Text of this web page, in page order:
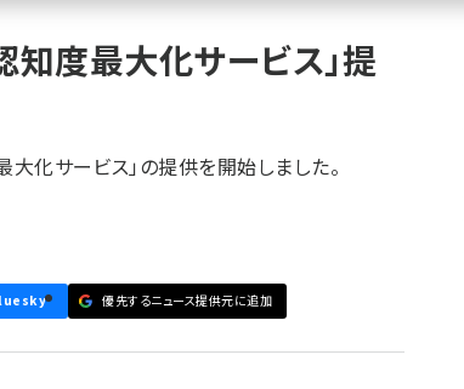
知度最大化サービス」提
化サービス」の提供を開始しました。
優先するニュース提供元に追加